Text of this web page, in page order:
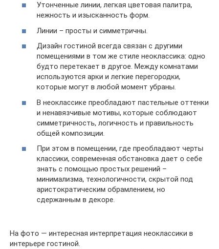
Утонченные линии, легкая цветовая палитра,
нежность и изысканность форм.
Линии – просты и симметричны.
Дизайн гостиной всегда связан с другими
помещениями в том же стиле неоклассика: одно
будто перетекает в другое. Между комнатами
используются арки и легкие перегородки,
которые могут в любой момент убраны.
В неоклассике преобладают пастельные оттенки
и ненавязчивые мотивы, которые соблюдают
симметричность, логичность и правильность
общей композиции.
При этом в помещении, где преобладают черты
классики, современная обстановка дает о себе
знать с помощью простых решений –
минимализма, технологичности, скрытой под
аристократическим обрамлением, но
сдержанным в декоре.
На фото — интересная интерпретация неоклассики в
интерьере гостиной.